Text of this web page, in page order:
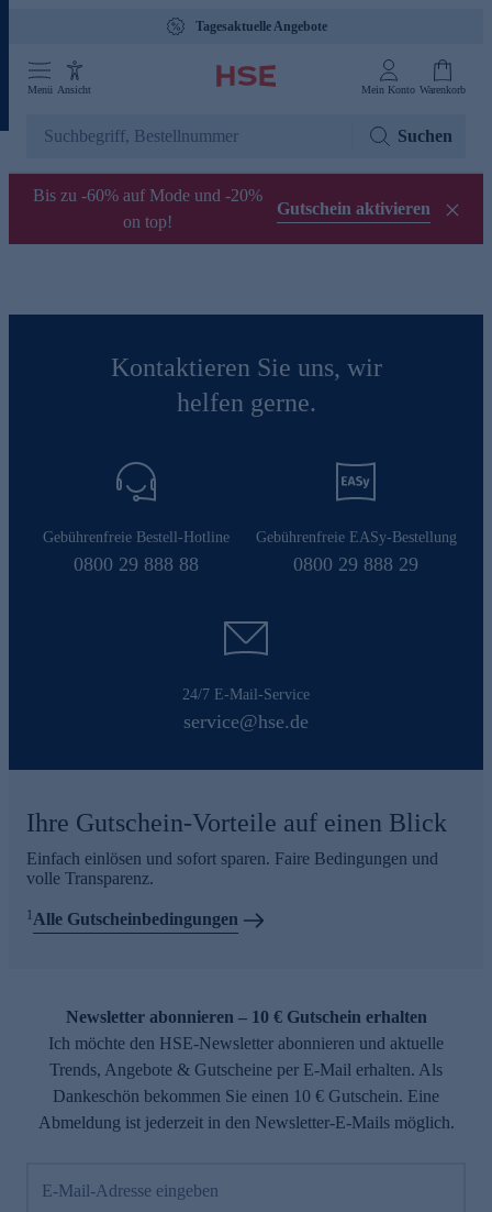
Tagesaktuelle Angebote
Menü Ansicht Mein Konto Warenkorb
Suchen
Bis zu -60% auf Mode und -20%
on top!
Gutschein aktivieren
Kontaktieren Sie uns, wir
helfen gerne.
Gebührenfreie Bestell-Hotline
0800 29 888 88
Gebührenfreie EASy-Bestellung
0800 29 888 29
24/7 E-Mail-Service
service@hse.de
Ihre Gutschein-Vorteile auf einen Blick
Einfach einlösen und sofort sparen. Faire Bedingungen und
volle Transparenz.
1Alle Gutscheinbedingungen
Newsletter abonnieren – 10 € Gutschein erhalten
Ich möchte den HSE-Newsletter abonnieren und aktuelle
Trends, Angebote & Gutscheine per E-Mail erhalten. Als
Dankeschön bekommen Sie einen 10 € Gutschein. Eine
Abmeldung ist jederzeit in den Newsletter-E-Mails möglich.
E-Mail-Adresse eingeben